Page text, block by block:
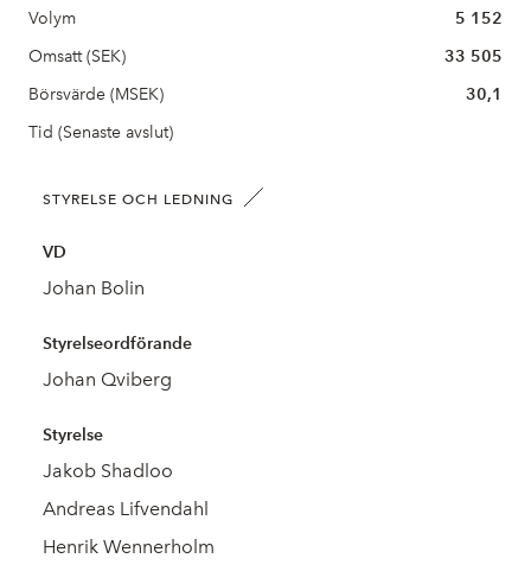
Volym
5 152
Omsatt (SEK)
33 505
Börsvärde (MSEK)
30,1
Tid (Senaste avslut)
STYRELSE OCH LEDNING
VD
Johan Bolin
Styrelseordförande
Johan Qviberg
Styrelse
Jakob Shadloo
Andreas Lifvendahl
Henrik Wennerholm